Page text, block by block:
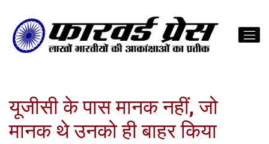
यूजीसी के पास मानक नहीं, जो
मानक थे उनको ही बाहर किया